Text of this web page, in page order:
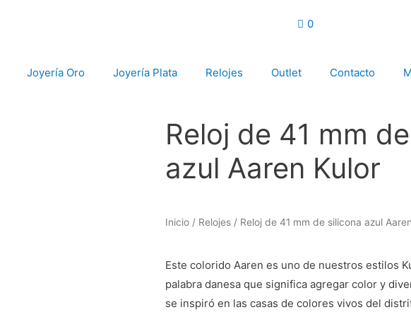
0
Joyería Oro Joyería Plata Relojes Outlet Contacto
Reloj de 41 mm
azul Aaren Kulor
Inicio / Relojes / Reloj de 41 mm de silicona azul
Este colorido Aaren es uno de nuestros estilos
palabra danesa que significa agregar color y
se inspiró en las casas de colores vivos del